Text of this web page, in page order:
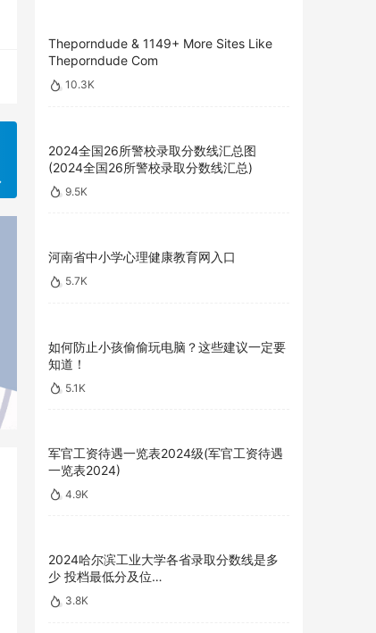
Theporndude & 1149+ More Sites Like
Theporndude Com
10.3K
2024全国26所警校录取分数线汇总图
(2024全国26所警校录取分数线汇总)
9.5K
河南省中小学心理健康教育网入口
5.7K
如何防止小孩偷偷玩电脑？这些建议一定要
知道！
5.1K
军官工资待遇一览表2024级(军官工资待遇
一览表2024)
4.9K
2024哈尔滨工业大学各省录取分数线是多
少 投档最低分及位…
3.8K